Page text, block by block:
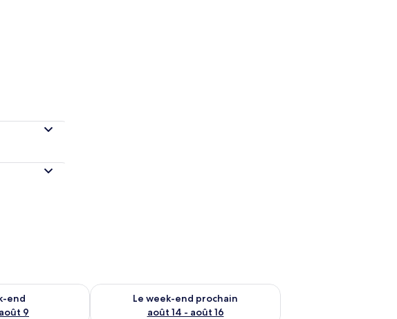
end
9
pour ce week-end août 7 - août 9
Le week-end prochain
août 14 - août 16
Vérifier la disponibilité pour le week-end prochain août 14 -